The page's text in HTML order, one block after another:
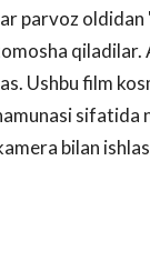
parvoz oldidan
qiladilar.
Ushbu film
sifatida
bilan